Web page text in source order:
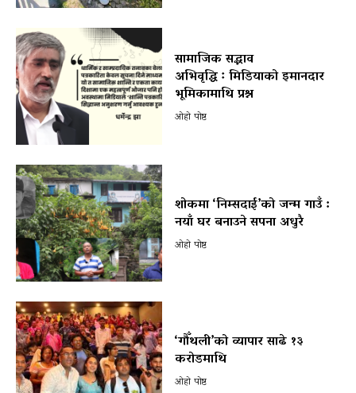
सामाजिक सद्भाव
अभिवृद्धि ः मिडियाको इमानदार
भूमिकामाथि प्रश्न
ओहो पोष्ट
शोकमा ‘निम्सदाई’को जन्म गाउँ :
नयाँ घर बनाउने सपना अधुरै
ओहो पोष्ट
‘गौँथली’को व्यापार साढे १३
करोडमाथि
ओहो पोष्ट